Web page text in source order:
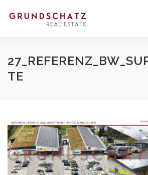
zum
PROFIL BERATUNG
TE